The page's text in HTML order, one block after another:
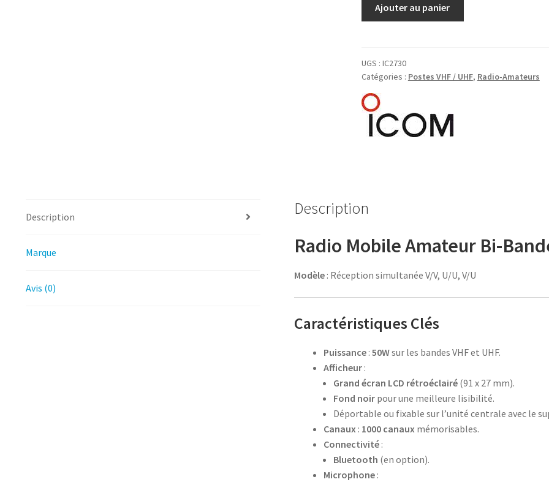
2730E
Radio
Mobile
Amateur
Bande
Ajouter au panier
UGS : IC2730
Catégories : Postes VHF / UHF, Radio-Amateurs
Description
Marque
Avis (0)
Description
Radio Mobile Amateur Bi-
Modèle : Réception simultanée V/V, U/U, V/U
Caractéristiques Clés
Puissance :50Wsur les bandes VHF et UHF.
Afficheur :
Grand écran LCD rétroéclairé (91 x 27 mm).
Fond noir pour une meilleure lisibilité.
Déportable ou fixable sur l’unité centrale avec le
Canaux : 1000 canaux mémorisables.
Connectivité :
Bluetooth (en option).
Microphone :